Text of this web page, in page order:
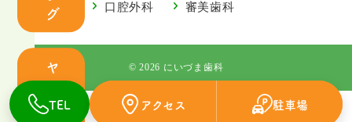
歯
治
周
病
治
療
TEL アクセス 駐車場
グ
ヤ
マ
サ
小児歯科
口腔外科 審美歯科
© 2026 にいづま歯科